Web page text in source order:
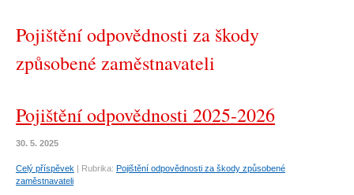
Pojištění odpovědnosti za škody
způsobené zaměstnavateli
Pojištění odpovědnosti 2025-2026
30. 5. 2025
Celý příspěvek | Rubrika: Pojištění odpovědnosti za škody způsobené
zaměstnavateli